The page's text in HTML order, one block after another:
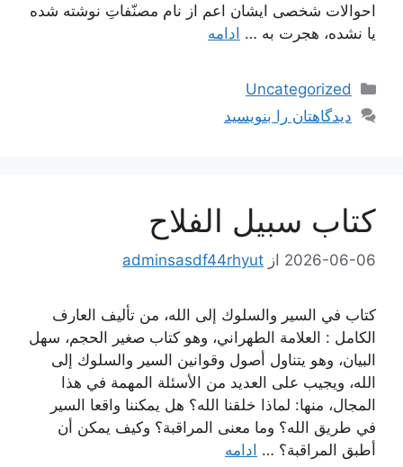
احوالات شخصی ایشان اعم از نام مصنّفاتِ نوشته شده
یا نشده، هجرت به … ادامه
دسته‌ها
Uncategorized
دیدگاهتان را بنویسید
كتاب سبيل الفلاح
2026-06-06 از adminsasdf44rhyut
كتاب في السير والسلوك إلى الله، من تأليف العارف
الكامل : العلامة الطهراني، وهو كتاب صغير الحجم، سهل
البيان، وهو يتناول أصول وقوانين السير والسلوك إلى
الله، ويجيب على العديد من الأسئلة المهمة في هذا
المجال، منها: لماذا خلقنا الله؟ هل يمكننا واقعا السير
في طريق الله؟ وما معنى المراقبة؟ وكيف يمكن أن
أطبق المراقبة؟ … ادامه